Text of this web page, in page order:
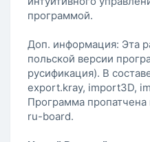
программой.
Доп. информация: Эта
польской версии
русификация). В
export.kray, import3D,
Программа
ru-board.